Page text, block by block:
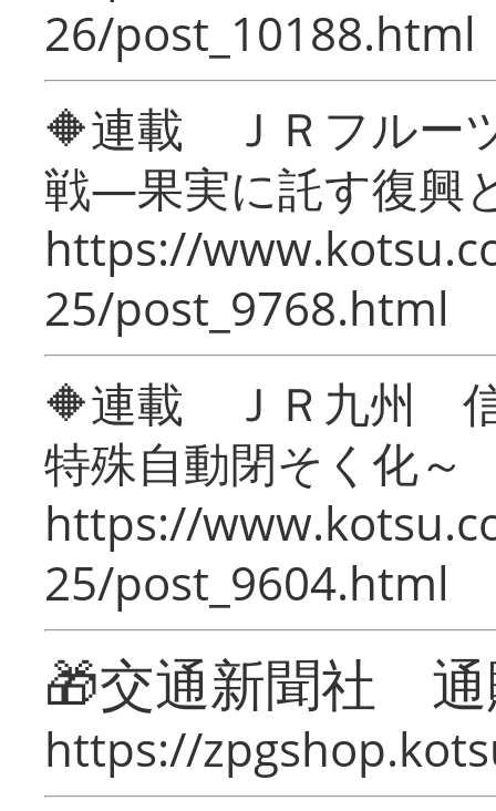
26/post_10188.html
🔶連載 ＪＲフルー
戦―果実に託す復興
https://
25/post_9768.html
🔶連載 ＪＲ九州 信
特殊自動閉そく化～
https://
25/post_9604.html
🎁交通新聞社
https://